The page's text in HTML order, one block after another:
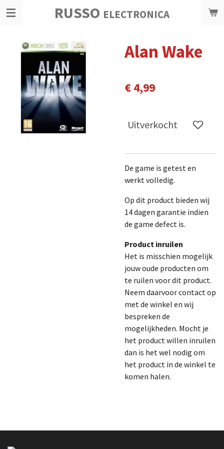
Ga
RUSSO ELECTRONICA
Alan Wake
€ 4,99
Uitverkocht
De game is getest en
werkt volledig.
Op dit product bieden wij
14 dagen garantie indien
de game defect is.
Product inruilen
Het is misschien mogelijk
jouw oude producten om
te ruilen voor dit product.
Neem daarvoor contact op
met de winkel en wij
bespreken de
mogelijkheden. Mocht je
het product willen inruilen
dan is het wel nodig om
het product in de winkel te
komen halen.